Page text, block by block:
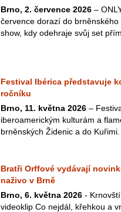
Brno, 2. července 2026 –
července dorazí do
show, kdy odehraje svůj set
Festival Ibérica představuje
ročníku
Brno, 11. května 2026 –
iberoamerickým kulturám a
brněnských Židenic a do
Bratři Orffové vydávají
naživo v Brně
Brno, 6. května 2026 -
videoklip Co nejdál, křehkou a